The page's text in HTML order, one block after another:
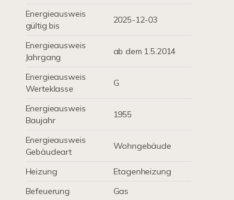
Energieausweis
gültig bis
2025-12-03
Energieausweis
Jahrgang
ab dem 1.5.2014
Energieausweis
Werteklasse
G
Energieausweis
Baujahr
1955
Energieausweis
Gebäudeart
Wohngebäude
Heizung
Etagenheizung
Befeuerung
Gas